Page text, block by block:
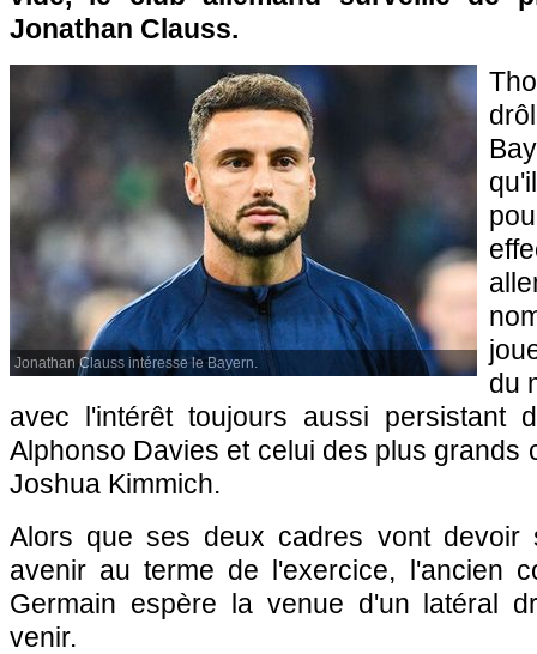
Jonathan Clauss.
Jonathan Clauss intéresse le Bayern.
du
avec l'intérêt toujours aussi persistant
Alphonso Davies et celui des plus grands
Joshua Kimmich.
Alors que ses deux cadres vont devoir
avenir au terme de l'exercice, l'ancien
Germain espère la venue d'un latéral
venir.